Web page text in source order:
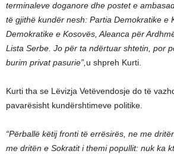
terminaleve doganore dhe postet e
të gjithë kundër nesh: Partia Demokratike e
Demokratike e Kosovës, Aleanca për
Lista Serbe. Jo për ta ndërtuar shtetin, por
burim privat pasurie”, u shpreh Kurti.
Kurti tha se Lëvizja Vetëvendosje do të
pavarësisht kundërshtimeve politike.
“Përballë këtij fronti të errësirës, ne me
me dritën e Sokratit i themi popullit: nuk ka